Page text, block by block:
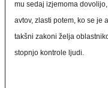
mu sedaj izjemoma
avtov, zlasti potem, ko se je
takšni zakoni želja
stopnjo kontrole ljudi.